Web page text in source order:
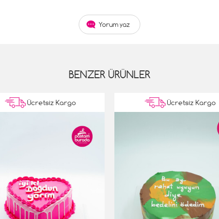
Yorum yaz
BENZER ÜRÜNLER
Ücretsiz Kargo Ücretsiz Kargo